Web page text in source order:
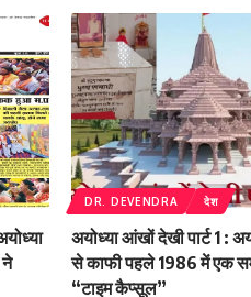
ने
DR. DEVENDRA देश
अयोध्या आंखों देखी पार्ट 1 :
से काफी पहले 1986 में एक
“टाइम कैप्सूल”